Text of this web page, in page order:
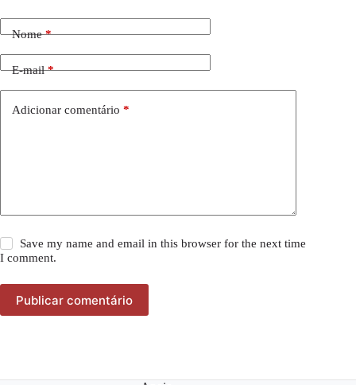
Nome*
E-mail*
Adicionar comentário *
Save my name and email in this browser for the next time
I comment.
Publicar comentário